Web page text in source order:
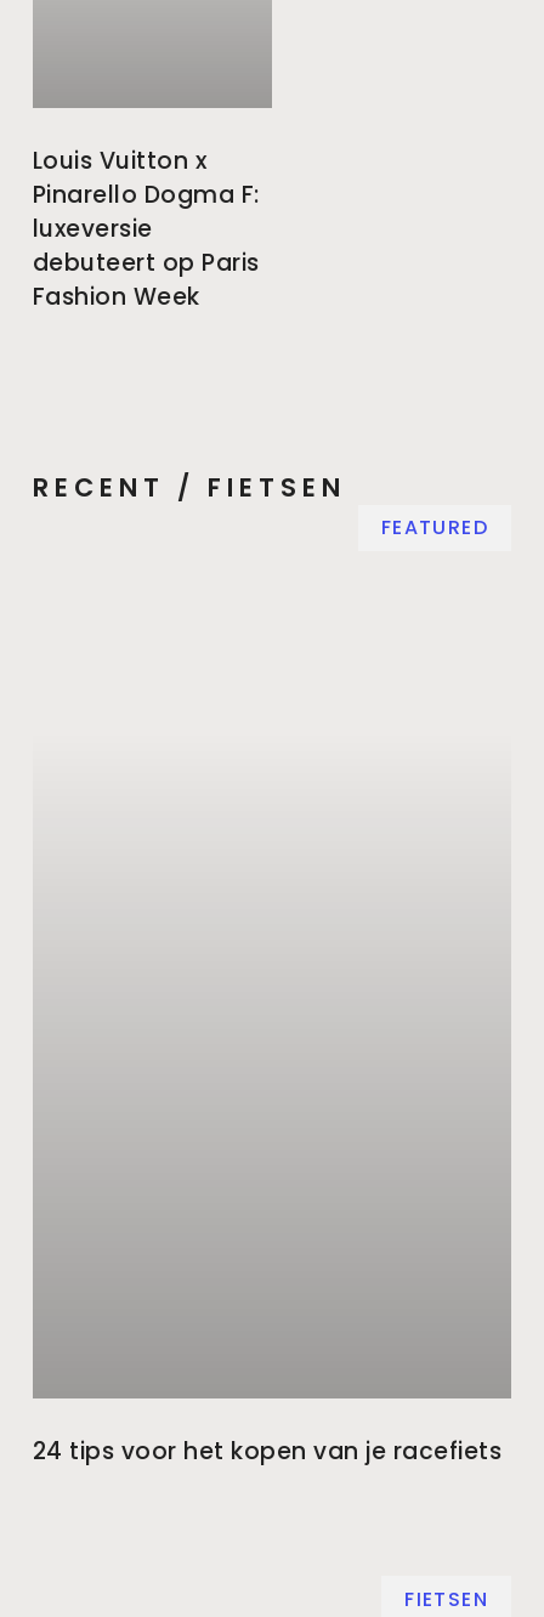
Louis Vuitton x
Pinarello Dogma F:
luxeversie
debuteert op Paris
Fashion Week
RECENT / FIETSEN
FEATURED
24 tips voor het kopen van je racefiets
FIETSEN